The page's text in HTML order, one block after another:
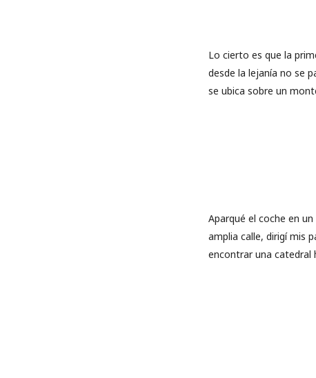
Lo cierto es que la
desde la lejanía no se
se ubica sobre un
Aparqué el coche en
amplia calle, dirigí mis
encontrar una catedral